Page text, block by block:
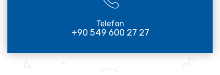
Telefon
+90 549 600 27 27